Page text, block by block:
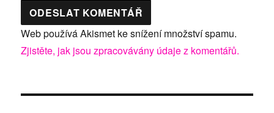
Web používá Akismet ke snížení množství spamu.
Zjistěte, jak jsou zpracovávány údaje z komentářů.